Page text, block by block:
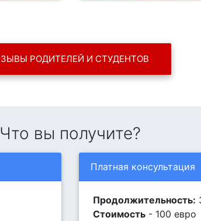
РОДИТЕЛЕЙ И СТУДЕНТОВ
Что вы получите?
Платная консультация
Продолжительность:
Стоимость - 100 евро